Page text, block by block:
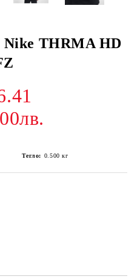
THRMA HD
Тегло: 0.500 кг